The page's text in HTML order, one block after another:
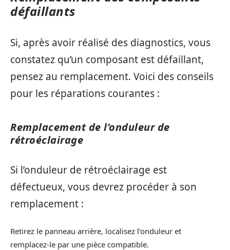
défaillants
Si, après avoir réalisé des diagnostics, vous
constatez qu’un composant est défaillant,
pensez au remplacement. Voici des conseils
pour les réparations courantes :
Remplacement de l’onduleur de
rétroéclairage
Si l’onduleur de rétroéclairage est
défectueux, vous devrez procéder à son
remplacement :
Retirez le panneau arrière, localisez l’onduleur et
remplacez-le par une pièce compatible.